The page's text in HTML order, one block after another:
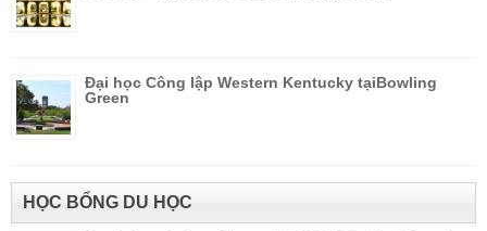
Đại học Công lập Western Kentucky tạiBowling
Green
HỌC BỔNG DU HỌC